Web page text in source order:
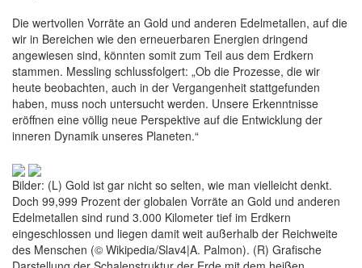
Die wertvollen Vorräte an Gold und anderen Edelmetallen, auf die
wir in Bereichen wie den erneuerbaren Energien dringend
angewiesen sind, könnten somit zum Teil aus dem Erdkern
stammen. Messling schlussfolgert: „Ob die Prozesse, die wir
heute beobachten, auch in der Vergangenheit stattgefunden
haben, muss noch untersucht werden. Unsere Erkenntnisse
eröffnen eine völlig neue Perspektive auf die Entwicklung der
inneren Dynamik unseres Planeten.“
Bilder: (L) Gold ist gar nicht so selten, wie man vielleicht denkt.
Doch 99,999 Prozent der globalen Vorräte an Gold und anderen
Edelmetallen sind rund 3.000 Kilometer tief im Erdkern
eingeschlossen und liegen damit weit außerhalb der Reichweite
des Menschen (© Wikipedia/Slav4|A. Palmon). (R) Grafische